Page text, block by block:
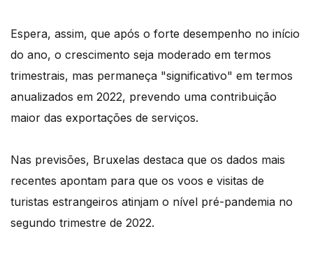
Espera, assim, que após o forte desempenho no início
do ano, o crescimento seja moderado em termos
trimestrais, mas permaneça "significativo" em termos
anualizados em 2022, prevendo uma contribuição
maior das exportações de serviços.
Nas previsões, Bruxelas destaca que os dados mais
recentes apontam para que os voos e visitas de
turistas estrangeiros atinjam o nível pré-pandemia no
segundo trimestre de 2022.